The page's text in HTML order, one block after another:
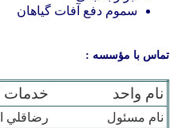
سموم دفع آفات گیاهان
تماس با مؤسسه :
نام واحد خدمات
نام مسئول
رضاقلي